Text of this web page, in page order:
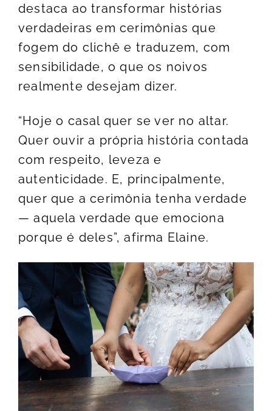
destaca ao transformar histórias
verdadeiras em cerimônias que
fogem do clichê e traduzem, com
sensibilidade, o que os noivos
realmente desejam dizer.
“Hoje o casal quer se ver no altar.
Quer ouvir a própria história contada
com respeito, leveza e
autenticidade. E, principalmente,
quer que a cerimônia tenha verdade
— aquela verdade que emociona
porque é deles”, afirma Elaine.